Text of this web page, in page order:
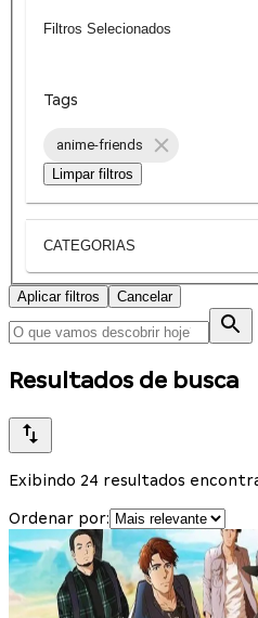
Filtros Selecionados
Tags
anime-friends
Limpar filtros
CATEGORIAS
Aplicar filtros Cancelar
Resultados de busca
Exibindo 24 resultados
Ordenar por: